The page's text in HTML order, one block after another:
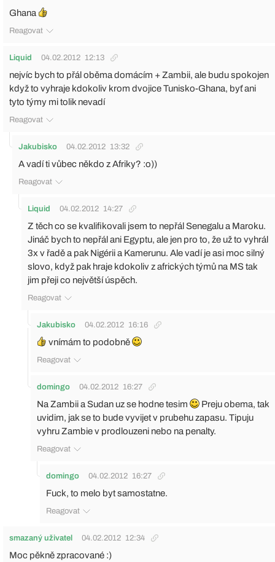
Ghana
Reagovat
Liquid 04.02.2012 12:13
nejvíc bych to přál oběma domácím + Zambii, ale budu spokojen
když to vyhraje kdokoliv krom dvojice Tunisko-Ghana, byť ani
tyto týmy mi tolik nevadí
Reagovat
Jakubisko 04.02.2012 13:32
A vadí ti vůbec někdo z Afriky? :o))
Reagovat
Liquid 04.02.2012 14:27
Z těch co se kvalifikovali jsem to nepřál Senegalu a Maroku.
Jináč bych to nepřál ani Egyptu, ale jen pro to, že už to vyhrál
3x v řadě a pak Nigérii a Kamerunu. Ale vadí je asi moc silný
slovo, když pak hraje kdokoliv z afrických týmů na MS tak
jim přeji co největší úspěch.
Reagovat
Jakubisko 04.02.2012 16:16
vnímám to podobně
Reagovat
domingo 04.02.2012 16:27
Na Zambii a Sudan uz se hodne tesim
Preju obema, tak
uvidim, jak se to bude vyvijet v prubehu zapasu. Tipuju
vyhru Zambie v prodlouzeni nebo na penalty.
Reagovat
domingo 04.02.2012 16:27
Fuck, to melo byt samostatne.
Reagovat
smazaný uživatel 04.02.2012 12:34
Moc pěkně zpracované :)